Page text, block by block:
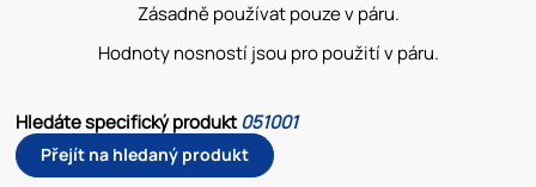
Zásadně používat pouze v páru.
Hodnoty nosností jsou pro použití v páru.
Hledáte specifický produkt051001
Přejít na hledaný produkt